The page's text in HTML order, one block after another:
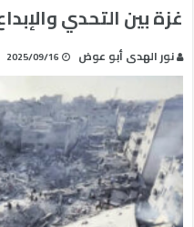
غزة بين التحدي
نور الهدى أبو عوض 2025/09/16